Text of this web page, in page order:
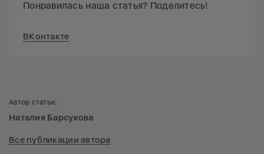
Понравилась наша статья? Поделитесь!
ВКонтакте
Автор статьи:
Наталия Барсукова
Все публикации автора